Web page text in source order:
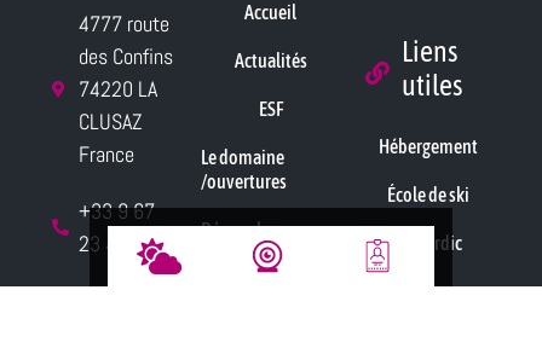
4777 route
des Confins
74220 LA
CLUSAZ
France
+33 9 67
23 47 43
Accueil
Actualités
ESF
Le domaine
/ouvertures
Démarche
environnementale
Liens
utiles
Hébergement
École de ski
Chalet Nordic
Location